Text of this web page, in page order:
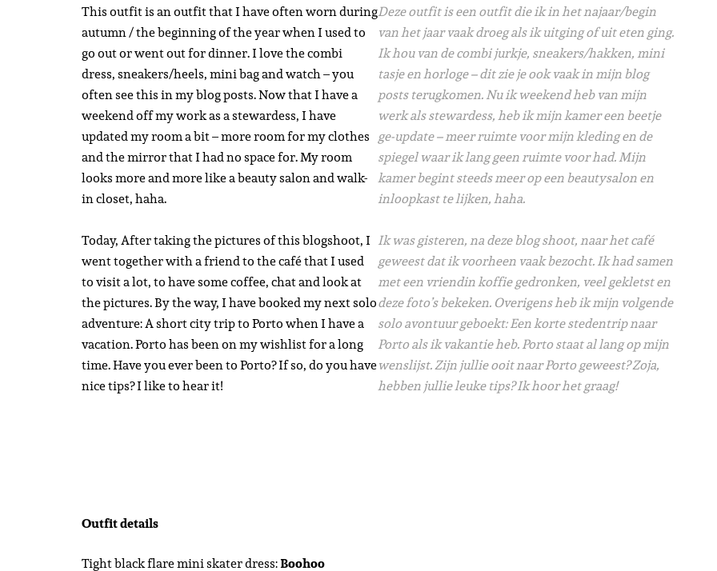
This outfit is an outfit that I have often worn during
autumn / the beginning of the year when I used to
go out or went out for dinner. I love the combi
dress, sneakers/heels, mini bag and watch – you
often see this in my blog posts. Now that I have a
weekend off my work as a stewardess, I have
updated my room a bit – more room for my clothes
and the mirror that I had no space for. My room
looks more and more like a beauty salon and walk-
in closet, haha.
Today, After taking the pictures of this blogshoot, I
went together with a friend to the café that I used
to visit a lot, to have some coffee, chat and look at
the pictures. By the way, I have booked my next solo
adventure: A short city trip to Porto when I have a
vacation. Porto has been on my wishlist for a long
time. Have you ever been to Porto? If so, do you have
nice tips? I like to hear it!
Deze outfit is een outfit die ik in het najaar/begin
van het jaar vaak droeg als ik uitging of uit eten ging.
Ik hou van de combi jurkje, sneakers/hakken, mini
tasje en horloge – dit zie je ook vaak in mijn blog
posts terugkomen. Nu ik weekend heb van mijn
werk als stewardess, heb ik mijn kamer een beetje
ge-update – meer ruimte voor mijn kleding en de
spiegel waar ik lang geen ruimte voor had. Mijn
kamer begint steeds meer op een beautysalon en
inloopkast te lijken, haha.
Ik was gisteren, na deze blog shoot, naar het café
geweest dat ik voorheen vaak bezocht. Ik had samen
met een vriendin koffie gedronken, veel gekletst en
deze foto’s bekeken. Overigens heb ik mijn volgende
solo avontuur geboekt: Een korte stedentrip naar
Porto als ik vakantie heb. Porto staat al lang op mijn
wenslijst. Zijn jullie ooit naar Porto geweest? Zoja,
hebben jullie leuke tips? Ik hoor het graag!
Outfit details
Tight black flare mini skater dress:Boohoo